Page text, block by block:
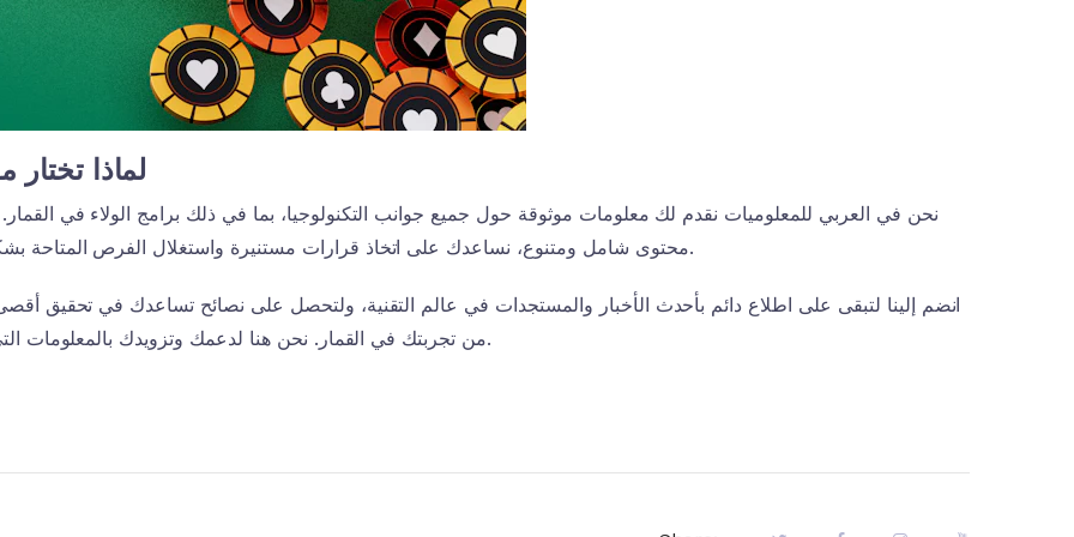
لماذا تختار
نحن في العربي للمعلوميات نقدم لك معلومات موثوقة حول جميع جوانب التكنولوجيا، بما في ذلك برامج الولاء في
محتوى شامل ومتنوع، نساعدك على اتخاذ قرارات مستنيرة واستغلال الفرص المتاحة بشكل أفضل.
انضم إلينا لتبقى على اطلاع دائم بأحدث الأخبار والمستجدات في عالم التقنية، ولتحصل على نصائح تساعدك في تحقيق
من تجربتك في القمار. نحن هنا لدعمك وتزويدك بالمعلومات التي تحتاجها.